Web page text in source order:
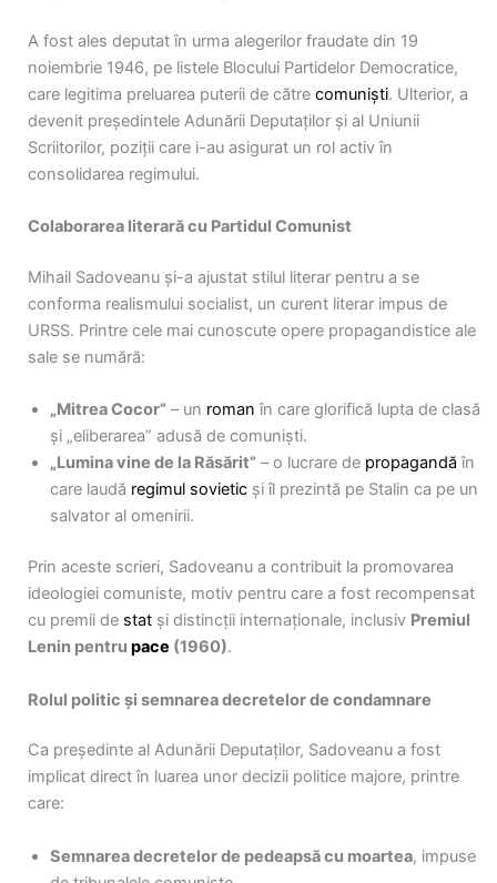
A fost ales deputat în urma alegerilor fraudate din 19
noiembrie 1946, pe listele Blocului Partidelor Democratice,
care legitima preluarea puterii de către comuniști. Ulterior, a
devenit președintele Adunării Deputaților și al Uniunii
Scriitorilor, poziții care i-au asigurat un rol activ în
consolidarea regimului.
Colaborarea literară cu Partidul Comunist
Mihail Sadoveanu și-a ajustat stilul literar pentru a se
conforma realismului socialist, un curent literar impus de
URSS. Printre cele mai cunoscute opere propagandistice ale
sale se numără:
„Mitrea Cocor” – un roman în care glorifică lupta de clasă
și „eliberarea” adusă de comuniști.
„Lumina vine de la Răsărit” – o lucrare de propagandă în
care laudă regimul sovietic și îl prezintă pe Stalin ca pe un
salvator al omenirii.
Prin aceste scrieri, Sadoveanu a contribuit la promovarea
ideologiei comuniste, motiv pentru care a fost recompensat
cu premii de stat și distincții internaționale, inclusiv Premiul
Lenin pentru pace (1960).
Rolul politic și semnarea decretelor de condamnare
Ca președinte al Adunării Deputaților, Sadoveanu a fost
implicat direct în luarea unor decizii politice majore, printre
care:
Semnarea decretelor de pedeapsă cu moartea, impuse